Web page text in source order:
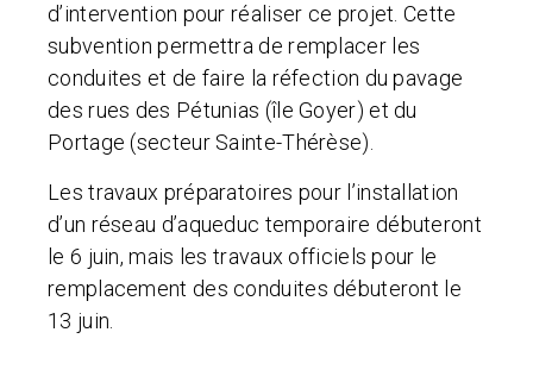
d’intervention pour réaliser ce projet. Cette
subvention permettra de remplacer les
conduites et de faire la réfection du pavage
des rues des Pétunias (île Goyer) et du
Portage (secteur Sainte-Thérèse).
Les travaux préparatoires pour l’installation
d’un réseau d’aqueduc temporaire débuteront
le 6 juin, mais les travaux officiels pour le
remplacement des conduites débuteront le
13 juin.